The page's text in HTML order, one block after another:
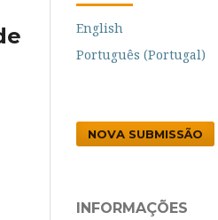
English
Português (Portugal)
NOVA SUBMISSÃO
INFORMAÇÕES